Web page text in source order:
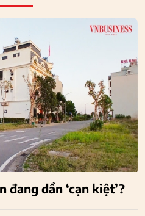
đang dần ‘cạn kiệt’?